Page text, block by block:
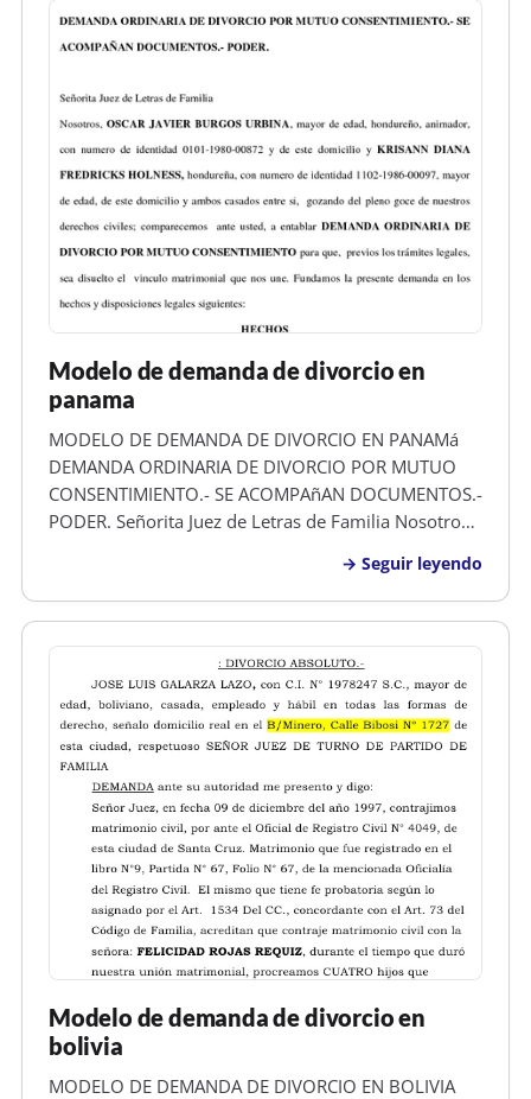
Modelo de demanda de divorcio en
panama
MODELO DE DEMANDA DE DIVORCIO EN PANAMá
DEMANDA ORDINARIA DE DIVORCIO POR MUTUO
CONSENTIMIENTO.- SE ACOMPAñAN DOCUMENTOS.-
PODER. Señorita Juez de Letras de Familia Nosotros,
hondureño, animador, con numero de identidad
0101-2025-00872 y de este domicilio y KRISANN
DIANA FRE…
Seguir leyendo
Modelo de demanda de divorcio en
bolivia
MODELO DE DEMANDA DE DIVORCIO EN BOLIVIA